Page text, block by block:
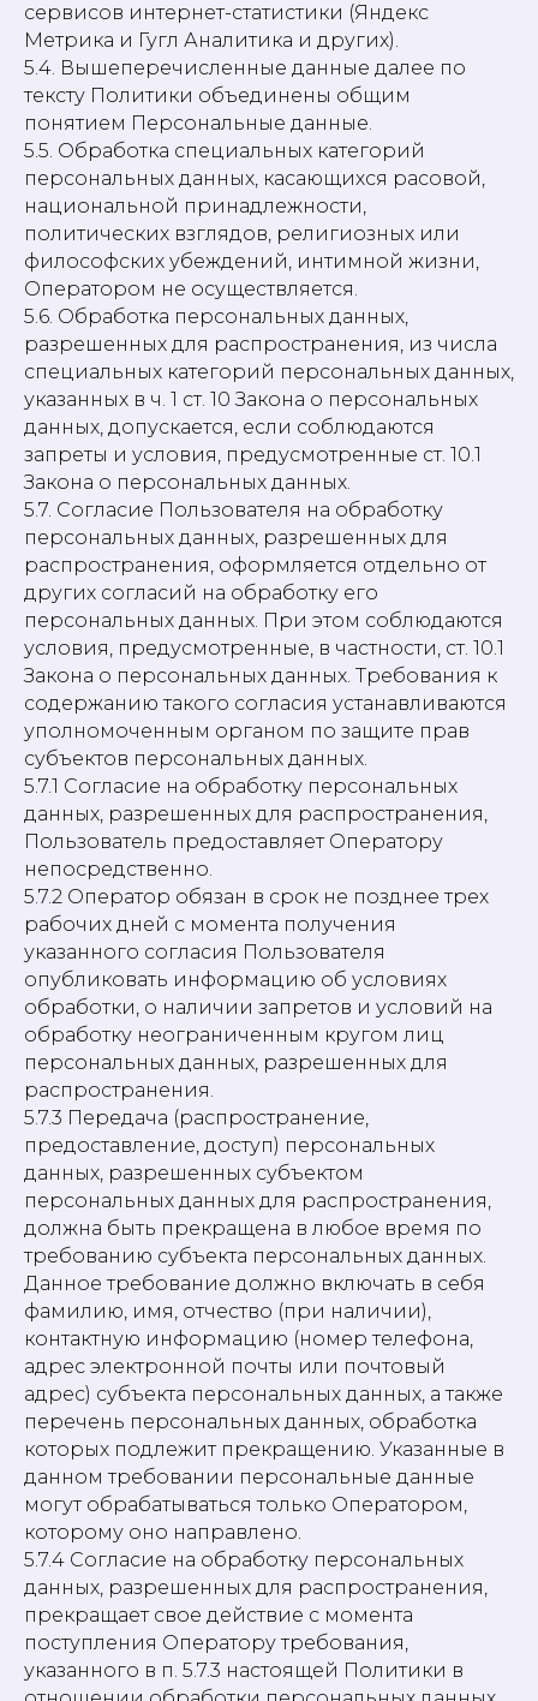
сервисов интернет-статистики (Яндекс
Метрика и Гугл Аналитика и других).
5.4. Вышеперечисленные данные далее по
тексту Политики объединены общим
понятием Персональные данные.
5.5. Обработка специальных категорий
персональных данных, касающихся расовой,
национальной принадлежности,
политических взглядов, религиозных или
философских убеждений, интимной жизни,
Оператором не осуществляется.
5.6. Обработка персональных данных,
разрешенных для распространения, из числа
специальных категорий персональных данных,
указанных в ч. 1 ст. 10 Закона о персональных
данных, допускается, если соблюдаются
запреты и условия, предусмотренные ст. 10.1
Закона о персональных данных.
5.7. Согласие Пользователя на обработку
персональных данных, разрешенных для
распространения, оформляется отдельно от
других согласий на обработку его
персональных данных. При этом соблюдаются
условия, предусмотренные, в частности, ст. 10.1
Закона о персональных данных. Требования к
содержанию такого согласия устанавливаются
уполномоченным органом по защите прав
субъектов персональных данных.
5.7.1 Согласие на обработку персональных
данных, разрешенных для распространения,
Пользователь предоставляет Оператору
непосредственно.
5.7.2 Оператор обязан в срок не позднее трех
рабочих дней с момента получения
указанного согласия Пользователя
опубликовать информацию об условиях
обработки, о наличии запретов и условий на
обработку неограниченным кругом лиц
персональных данных, разрешенных для
распространения.
5.7.3 Передача (распространение,
предоставление, доступ) персональных
данных, разрешенных субъектом
персональных данных для распространения,
должна быть прекращена в любое время по
требованию субъекта персональных данных.
Данное требование должно включать в себя
фамилию, имя, отчество (при наличии),
контактную информацию (номер телефона,
адрес электронной почты или почтовый
адрес) субъекта персональных данных, а также
перечень персональных данных, обработка
которых подлежит прекращению. Указанные в
данном требовании персональные данные
могут обрабатываться только Оператором,
которому оно направлено.
5.7.4 Согласие на обработку персональных
данных, разрешенных для распространения,
прекращает свое действие с момента
поступления Оператору требования,
указанного в п. 5.7.3 настоящей Политики в